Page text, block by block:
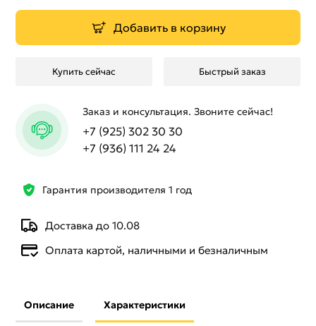
Гарантия производителя 1 год
Доставка до 10.08
Оплата картой, наличными и безналичным
Добавить в корзину
Купить сейчас Быстрый заказ
Заказ и консультация. Звоните сейчас!
+7 (925) 302 30 30
+7 (936) 111 24 24
Описание Характеристики